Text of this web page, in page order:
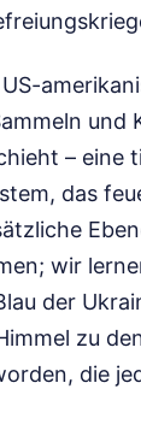
– eine
das
wir
der
zu
die